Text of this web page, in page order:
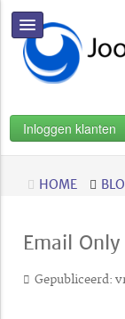
Inloggen klanten
HOME
Email
Gepubliceerd: